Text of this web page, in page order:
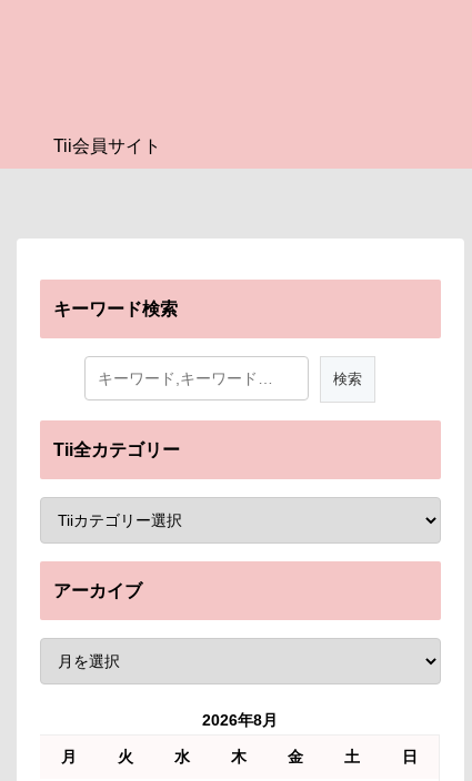
Tii会員サイト
キーワード検索
Tii全カテゴリー
アーカイブ
2026年8月
月 火 水 木 金 土
日